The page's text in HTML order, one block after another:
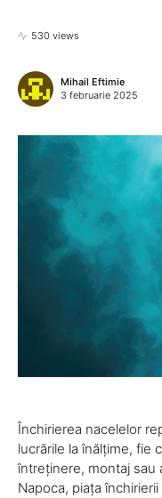
530 views
Mihail Eftimie
3 februarie 2025
Închirierea nacelelor
lucrările la înălțime, fie
întreținere, montaj sau
Napoca, piața